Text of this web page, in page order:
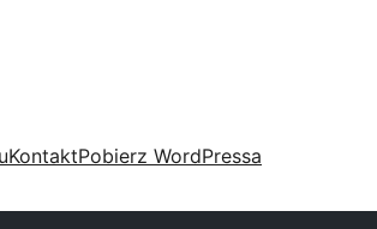
KontaktPobierz WordPressa